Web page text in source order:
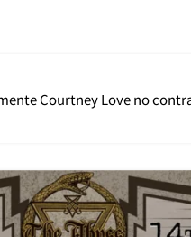
Courtney Love no